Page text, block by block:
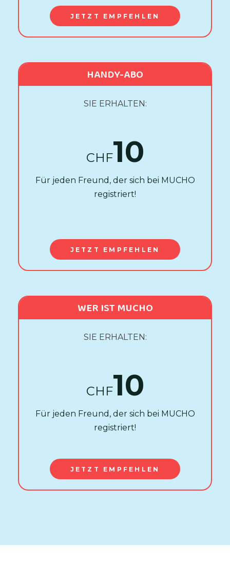
JETZT EMPFEHLEN
HANDY-ABO
SIE ERHALTEN:
CHF10
Für jeden Freund, der sich bei MUCHO
registriert!
JETZT EMPFEHLEN
WER IST MUCHO
SIE ERHALTEN:
CHF10
Für jeden Freund, der sich bei MUCHO
registriert!
JETZT EMPFEHLEN